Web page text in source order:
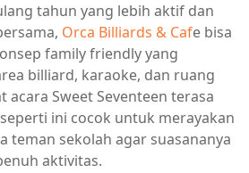
tahun yang lebih aktif dan
Orca Billiards & Cafe bisa
family friendly yang
billiard, karaoke, dan ruang
Sweet Seventeen terasa
ini cocok untuk merayakan
teman sekolah agar suasananya
aktivitas.